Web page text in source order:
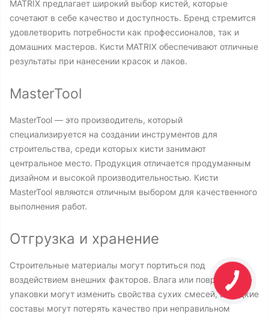
MATRIX предлагает широкий выбор кистей, которые
сочетают в себе качество и доступность. Бренд стремится
удовлетворить потребности как профессионалов, так и
домашних мастеров. Кисти MATRIX обеспечивают отличные
результаты при нанесении красок и лаков.
MasterTool
MasterTool — это производитель, который
специализируется на создании инструментов для
строительства, среди которых кисти занимают
центральное место. Продукция отличается продуманным
дизайном и высокой производительностью. Кисти
MasterTool являются отличным выбором для качественного
выполнения работ.
Отгрузка и хранение
Строительные материалы могут портиться под
воздействием внешних факторов. Влага или повреждение
упаковки могут изменить свойства сухих смесей, а жидкие
составы могут потерять качество при неправильном